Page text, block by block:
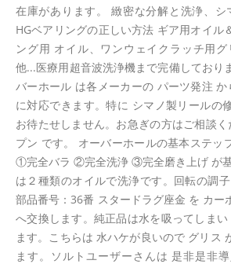
在庫があります。 緻密な分解と洗浄、シ
HGベアリングの正しい方法 ギア用オイル
ング用 オイル、ワンウェイクラッチ用
他...医療用超音波洗浄機まで完備しており
バーホール は各メーカーの パーツ発注
に対応できます。特に シマノ製リールの
お待たせしません。お急ぎの方はご相談
プン です。 オーバーホールの基本ステッ
①完全バラ ②完全洗浄 ③完全磨き上げ が
は２種類のオイルで洗浄です。回転の調
部品番号：36番 スタードラグ座金 を カー
へ交換します。純正品は水を吸ってしま
ます。こちらは 水ハケが良いので グリス
ます。ソルトユーザーさんは 是非是非